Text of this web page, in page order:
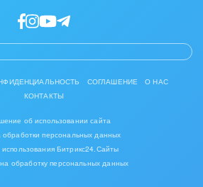
СОГЛАШЕНИЕ
О НАС
КОНТАКТЫ
об использовании сайта
обработки персональных данных
Битрикс24.Сайты
обработку персональных данных